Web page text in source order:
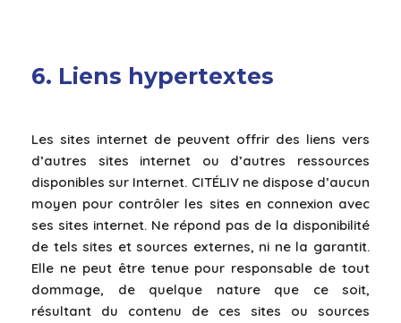
6. Liens hypertextes
Les sites internet de peuvent offrir des liens vers
d’autres sites internet ou d’autres ressources
disponibles sur Internet. CITÉLIV ne dispose d’aucun
moyen pour contrôler les sites en connexion avec
ses sites internet. Ne répond pas de la disponibilité
de tels sites et sources externes, ni ne la garantit.
Elle ne peut être tenue pour responsable de tout
dommage, de quelque nature que ce soit,
résultant du contenu de ces sites ou sources